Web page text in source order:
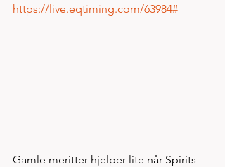
https://live.eqtiming.com/63984#
Gamle meritter hjelper lite når Spirits